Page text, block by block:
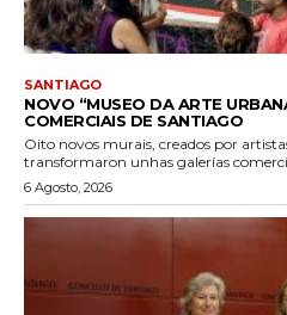
SANTIAGO
NOVO “MUSEO DA ARTE
COMERCIAIS DE SANTIAGO
Oito novos murais, creados por
transformaron unhas galerías
6 Agosto, 2026